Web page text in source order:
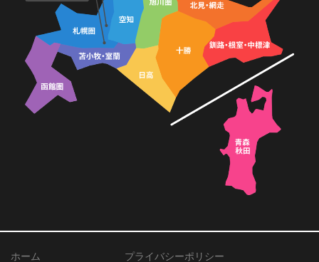
ホーム プライバシーポリシー